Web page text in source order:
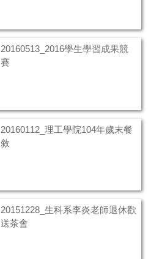
20160513_2016學生學習成果競
賽
20160112_理工學院104年歲末餐
敘
20151228_生科系李炎老師退休歡
送茶會